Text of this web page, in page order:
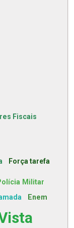
Fiscais
Força tarefa
Militar
Enem